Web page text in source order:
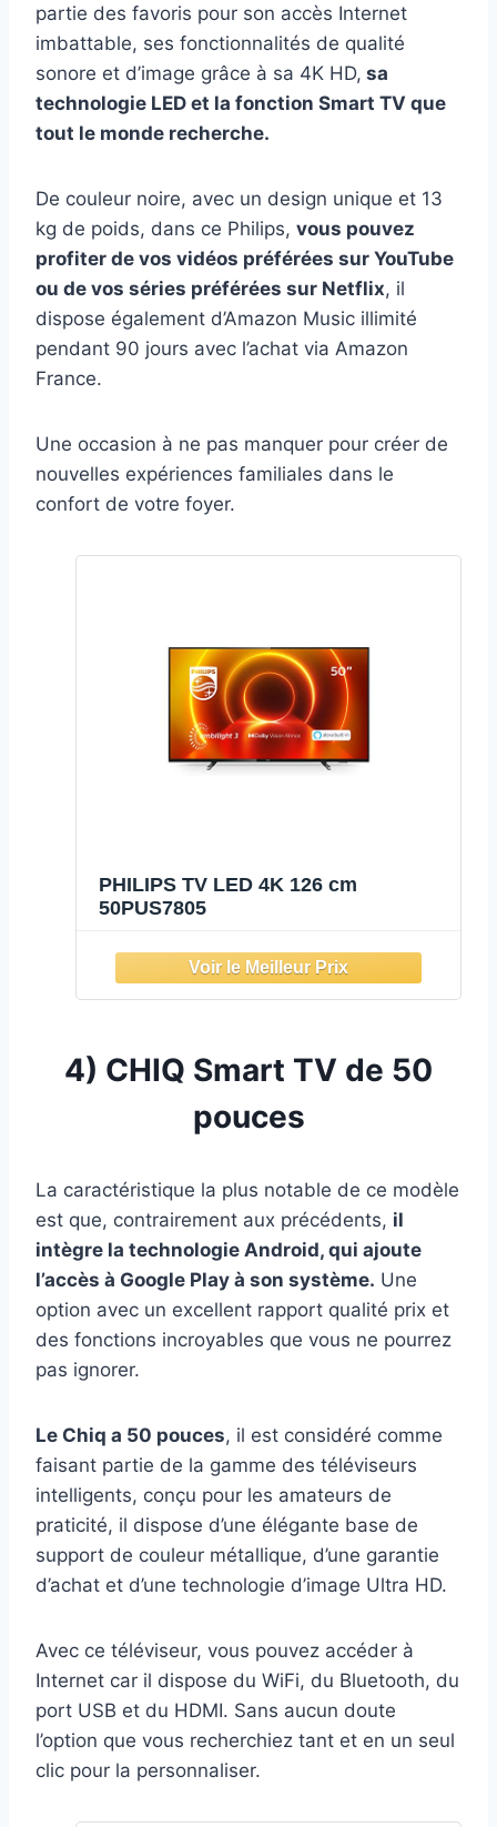
partie des favoris pour son accès Internet
imbattable, ses fonctionnalités de qualité
sonore et d’image grâce à sa 4K HD, sa
technologie LED et la fonction Smart TV que
tout le monde recherche.
De couleur noire, avec un design unique et 13
kg de poids, dans ce Philips, vous pouvez
profiter de vos vidéos préférées sur YouTube
ou de vos séries préférées sur Netflix, il
dispose également d’Amazon Music illimité
pendant 90 jours avec l’achat via Amazon
France.
Une occasion à ne pas manquer pour créer de
nouvelles expériences familiales dans le
confort de votre foyer.
PHILIPS TV LED 4K 126 cm
50PUS7805
4) CHIQ Smart TV de 50
pouces
La caractéristique la plus notable de ce modèle
est que, contrairement aux précédents, il
intègre la technologie Android, qui ajoute
l’accès à Google Play à son système. Une
option avec un excellent rapport qualité prix et
des fonctions incroyables que vous ne pourrez
pas ignorer.
Le Chiq a 50 pouces, il est considéré comme
faisant partie de la gamme des téléviseurs
intelligents, conçu pour les amateurs de
praticité, il dispose d’une élégante base de
support de couleur métallique, d’une garantie
d’achat et d’une technologie d’image Ultra HD.
Avec ce téléviseur, vous pouvez accéder à
Internet car il dispose du WiFi, du Bluetooth, du
port USB et du HDMI. Sans aucun doute
l’option que vous recherchiez tant et en un seul
clic pour la personnaliser.